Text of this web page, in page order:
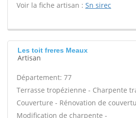
Voir la fiche artisan : Sn sirec
Les toit freres Meaux
Artisan
Département: 77
Terrasse tropézienne - Charpente
Couverture - Rénovation de
Modification de charpente -